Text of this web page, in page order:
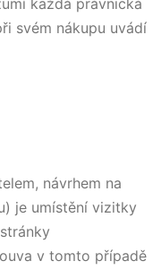
každá právnická
svém nákupu uvádí
návrhem na
je umístění vizitky
v tomto případě